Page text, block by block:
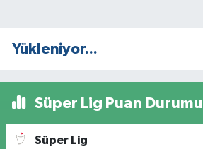
Yükleniyor...
Süper Lig Puan Durumu
Süper Lig